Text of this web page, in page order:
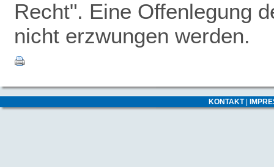
Recht". Eine Offenlegung
nicht erzwungen werden.
KONTAKT|